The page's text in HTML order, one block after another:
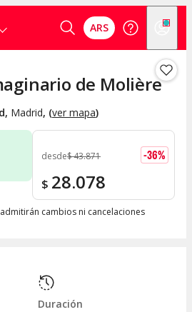
ARS
de Molière
, Madrid, (ver mapa)
desde$43.871 -36%
$ 28.078
cambios ni cancelaciones
Duración